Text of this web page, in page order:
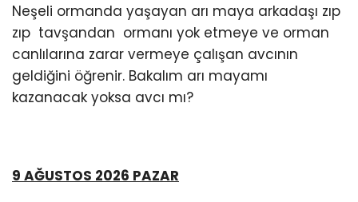
Neşeli ormanda yaşayan arı maya arkadaşı zıp
zıp tavşandan ormanı yok etmeye ve orman
canlılarına zarar vermeye çalışan avcının
geldiğini öğrenir. Bakalım arı mayamı
kazanacak yoksa avcı mı?
9 AĞUSTOS 2026 PAZAR